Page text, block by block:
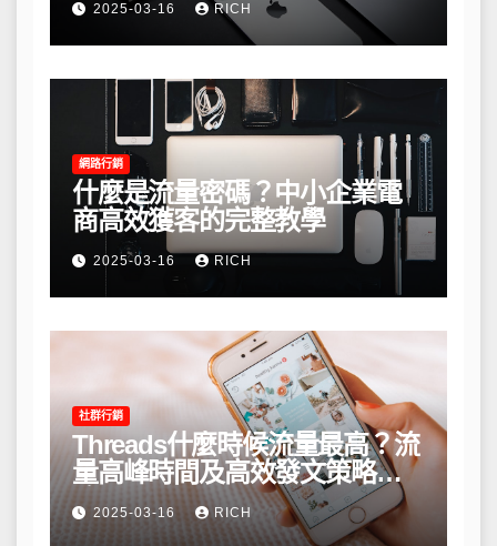
2025-03-16 RICH
網路行銷
什麼是流量密碼？中小企業電
商高效獲客的完整教學
2025-03-16 RICH
社群行銷
Threads什麼時候流量最高？流
量高峰時間及高效發文策略攻
略2025-03-16 RICH